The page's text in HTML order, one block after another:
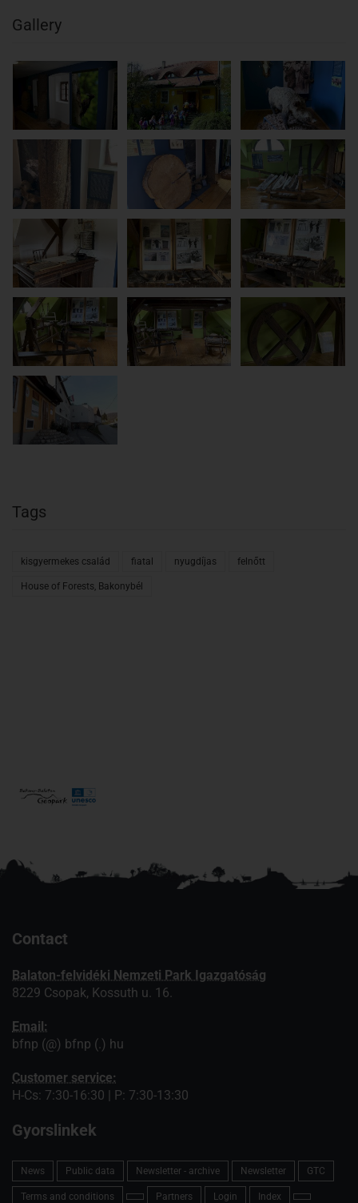
Gallery
Tags
kisgyermekes család fiatal nyugdíjas felnőtt
House of Forests, Bakonybél
Contact
Balaton-felvidéki Nemzeti Park Igazgatóság
8229 Csopak, Kossuth u. 16.
Email:
bfnp (@) bfnp (.) hu
Customer service:
H-Cs: 7:30-16:30 | P: 7:30-13:30
Gyorslinkek
News Public data Newsletter - archive Newsletter GTC
Terms and conditions Partners Login Index